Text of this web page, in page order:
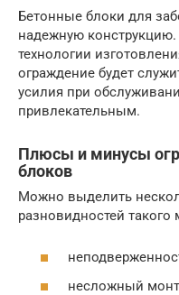
Бетонные блоки для
надежную
технологии
ограждение будет
усилия при
привлекательным.
Плюсы и минусы
блоков
Можно выделить
разновидностей такого
несложный